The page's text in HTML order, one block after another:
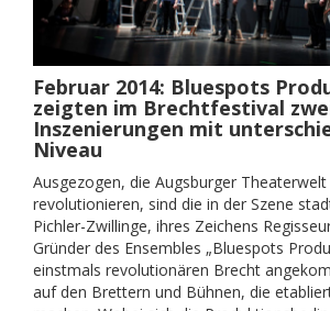
Februar 2014: Bluespots
zeigten im Brechtfestival
Inszenierungen mit
Niveau
Ausgezogen, die Augsburger Theaterwelt
revolutionieren, sind die in der Szene
Pichler-Zwillinge, ihres Zeichens
Gründer des Ensembles „Bluespots
einstmals revolutionären Brecht
auf den Brettern und Bühnen, die